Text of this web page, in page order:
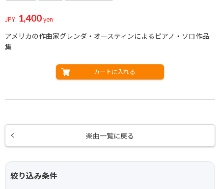
JPY: 1,400yen
アメリカの作曲家グレンダ・オースティンによるピアノ・ソロ作品
集
カートに入れる
楽曲一覧に戻る
絞り込み条件